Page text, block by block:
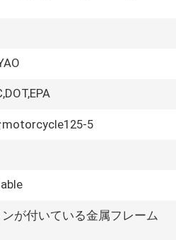
5
ンが付いている金属フレーム